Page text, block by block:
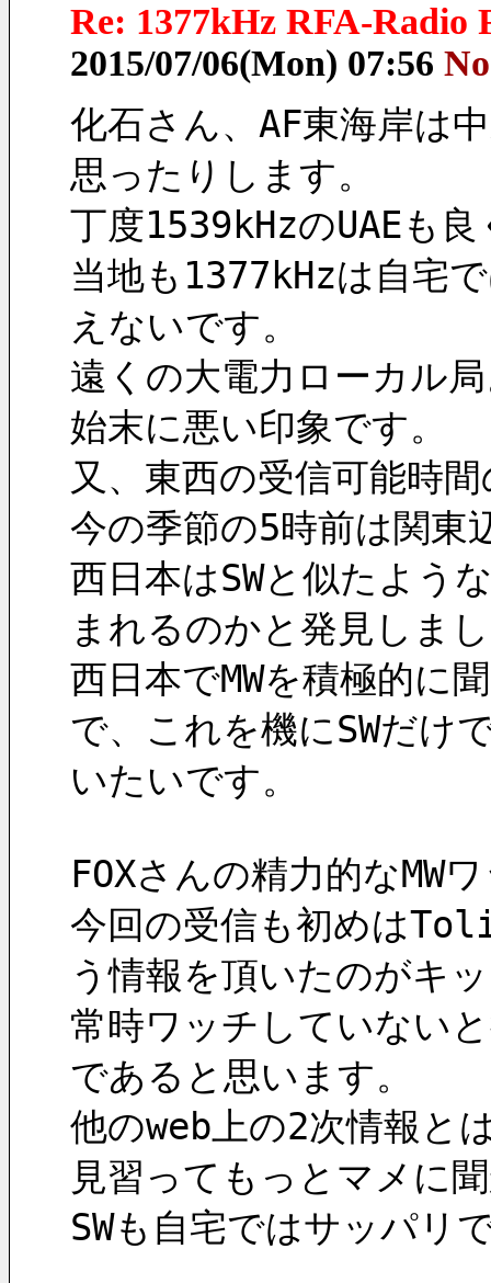
Re: 1377kHz RFA-Radio
2015/07/06(Mon) 07:56
化石さん、AF東海岸は
思ったりします。
丁度1539kHzのUAEも
当地も1377kHzは自宅
えないです。
遠くの大電力ローカル
始末に悪い印象です。
又、東西の受信可能時
今の季節の5時前は関東
西日本はSWと似たよう
まれるのかと発見しま
西日本でMWを積極的に
で、これを機にSWだけ
いたいです。
FOXさんの精力的なMW
今回の受信も初めは
う情報を頂いたのがキ
常時ワッチしていない
であると思います。
他のweb上の2次情報と
見習ってもっとマメに
SWも自宅ではサッパリ